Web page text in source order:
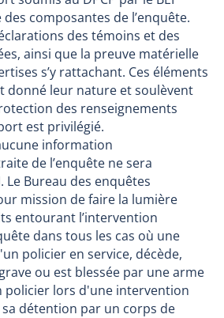
composantes de l’enquête.
des témoins et des
ainsi que la preuve matérielle
s’y rattachant. Ces éléments
donné leur nature et soulèvent
des renseignements
est privilégié.
information
de l’enquête ne sera
Le Bureau des enquêtes
mission de faire la lumière
entourant l’intervention
dans tous les cas où une
policier en service, décède,
ou est blessée par une arme
policier lors d'une intervention
détention par un corps de